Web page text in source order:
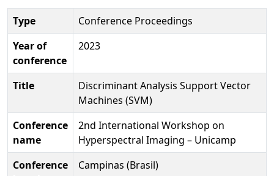
Type
Conference Proceedings
Year of
conference
2023
Title
Discriminant Analysis Support Vector
Machines (SVM)
Conference
name
2nd International Workshop on
Hyperspectral Imaging – Unicamp
Conference
Campinas (Brasil)